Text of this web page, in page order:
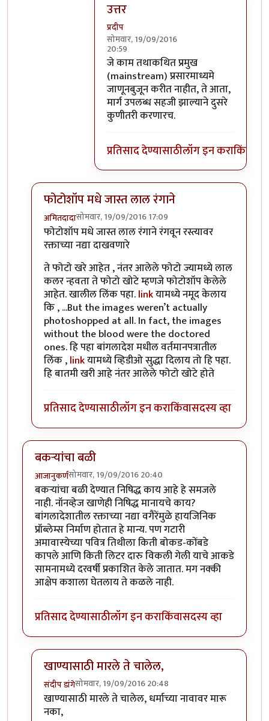
उत्तर
प्रदीप
सोमवार, 19/09/2016
20:59
In reply toका फिरली असावी हाच प्रश्न
जे काम तथाकथित प्रमुख
(mainstream) प्रसारमाध्यमे
जाणूनबुजून करीत नाहीत, ते आता,
मार्ग उपलब्ध सहजी झाल्याने दुसरे
कुणीतरी करणारच.
प्रतिसाद देण्यासाठीलॉग इन कराकिंवा
फोटोशॉप मधे जास्त लाल रंगाने
अमितदादासोमवार, 19/09/2016 17:09
In reply toकुर्बानी आणि बळी देणे दोन्हीbyबाळ सप्रे
फोटोशॉप मधे जास्त लाल रंगाने रंगवून रस्त्यावर
रक्ताच्या नद्या दाखवणारे
ते फोटो खरे आहेत , नंतर आलेले फोटो ज्यामध्ये लाल
कलर न्हवता ते फोटो खोटे म्हणजे फोटोशॉप केलेले
आहेत. खालील लिंक पहा.linkयामध्ये नमूद केलाय
कि , ...But the images weren’t actually
photoshopped at all. In fact, the images
without the blood were the doctored
ones. हि पहा बांगलादेश मधील वर्तमानपत्रातील
लिंक ,linkयामध्ये व्हिडीओ सुद्धा दिलाय तो हि पहा.
हि बातमी खरी आहे नंतर आलेले फोटो खोटे होते
प्रतिसाद देण्यासाठीलॉग इन कराकिंवासदस्य व्हा
बकऱ्यांचा बळी
आजानुकर्णसोमवार, 19/09/2016 20:40
बकऱ्यांचा बळी देण्यात निषिद्ध काय आहे हे समजले
नाही. नॉनव्हेज खाणेही निषिद्ध मानायचे काय?
बांगलादेशातील रक्ताच्या नद्या वगैरेंमुळे हायजिनिक
प्रॉब्लेम्स निर्माण होतात हे मान्य. पण गटारी
अमावास्येच्या पवित्र तिथीला किती बोकड-कोंबडे
कापले आणि किती लिटर दारु विकली गेली याचे आकडे
सामनामध्ये दरवर्षी प्रकाशित केले जातात. मग नक्की
आक्षेप कशाला घेतलाय ते कळले नाही.
प्रतिसाद देण्यासाठीलॉग इन कराकिंवासदस्य व्हा
खाण्यासाठी मारले ते चालेल,
संदीप डांगेसोमवार, 19/09/2016 20:48
In reply toबकऱ्यांचा बळीbyआजानुकर्ण
खाण्यासाठी मारले ते चालेल, धर्माच्या नावावर मारू
नका,